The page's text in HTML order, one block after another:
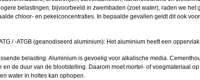
belastingen, bijvoorbeeld in zwembaden (zoet water), raden we
chloor- en pekelconcentraties. In bepaalde gevallen geldt dit ook
/ -ATGB (geanodiseerd aluminium): Het aluminium heeft een
belasting. Aluminium is gevoelig voor alkalische media.
de duur van de blootstelling. Daarom moet mortel- of voegmateriaal
water in holtes kan ophopen.